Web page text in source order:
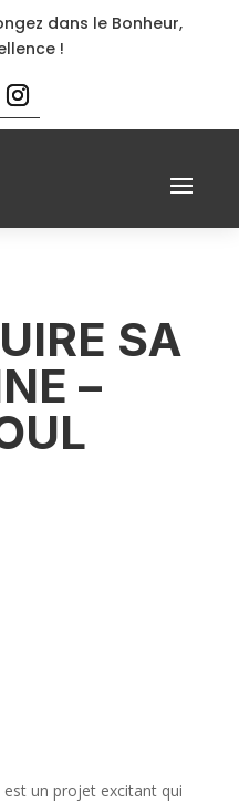
dans le Bonheur,
!
SA
–
est un projet excitant qui